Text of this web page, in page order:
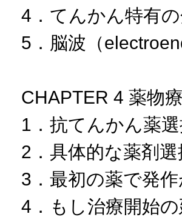
4．てんかん特有
5．脳波（
CHAPTER 4 薬物
1．抗てんかん薬
2．具体的な薬剤選
3．最初の薬で発
4．もし治療開始